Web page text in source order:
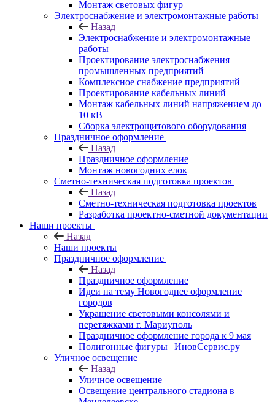
Монтаж световых фигур
Электроснабжение и электромонтажные работы
Назад
Электроснабжение и электромонтажные
работы
Проектирование электроснабжения
промышленных предприятий
Комплексное снабжение предприятий
Проектирование кабельных линий
Монтаж кабельных линий напряжением до
10 кВ
Сборка электрощитового оборудования
Праздничное оформление
Назад
Праздничное оформление
Монтаж новогодних елок
Сметно-техническая подготовка проектов
Назад
Сметно-техническая подготовка проектов
Разработка проектно-сметной документации
Наши проекты
Назад
Наши проекты
Праздничное оформление
Назад
Праздничное оформление
Идеи на тему Новогоднее оформление
городов
Украшение световыми консолями и
перетяжками г. Мариуполь
Праздничное оформление города к 9 мая
Полигонные фигуры | ИновСервис.ру
Уличное освещение
Назад
Уличное освещение
Освещение центрального стадиона в